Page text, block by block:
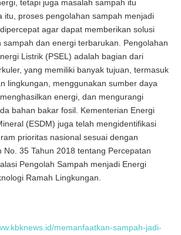
tetapi juga masalah sampah itu
itu, proses pengolahan sampah menjadi
agar dapat memberikan solusi
sampah dan energi terbarukan. Pengolahan
Listrik (PSEL) adalah bagian dari
yang memiliki banyak tujuan, termasuk
lingkungan, menggunakan sumber daya
energi, dan mengurangi
bahan bakar fosil. Kementerian Energi
(ESDM) juga telah mengidentifikasi
prioritas nasional sesuai dengan
No. 35 Tahun 2018 tentang Percepatan
Pengolah Sampah menjadi Energi
Ramah Lingkungan.
memanfaatkan-sampah-jadi-